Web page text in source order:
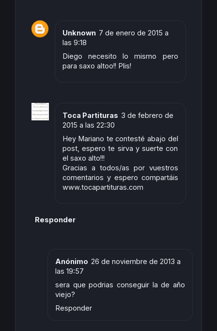
Unknown 7 de enero de 2015 a
las 9:18
Diego necesito lo mismo pero
para saxo altoo!! Plis!
Toca Partituras 3 de febrero de
2015 a las 22:30
Hey Mariano te contesté abajo del
post, espero te sirva y suerte con
el saxo alto!!!
Gracias a todos/as por vuestros
comentarios y espero compartáis
www.tocapartituras.com
Responder
Anónimo 26 de noviembre de 2013 a
las 19:57
sera que podrias conseguir la de año
viejo?
Responder